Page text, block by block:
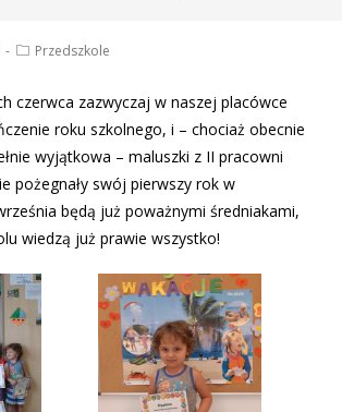
Przedszkole
czerwca zazwyczaj w naszej placówce
roku szkolnego, i – chociaż obecnie
wyjątkowa – maluszki z II pracowni
pożegnały swój pierwszy rok w
będą już poważnymi średniakami,
wiedzą już prawie wszystko!